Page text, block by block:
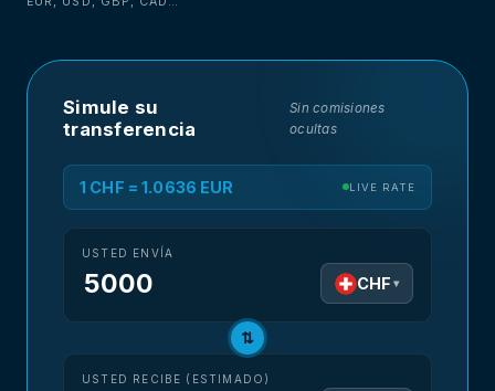
Simule su
transferencia
Sin comisiones
ocultas
1 CHF = 1.0636 EUR LIVE RATE
USTED ENVÍA
CHF ▾
⇅
USTED RECIBE (ESTIMADO)